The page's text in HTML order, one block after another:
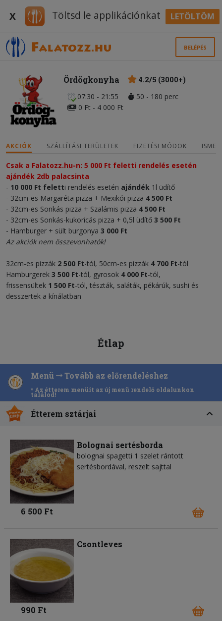
X Töltsd le applikációnkat LETÖLTÖM
BELÉPÉS
Ördögkonyha
4.2/5 (3000+)
07:30 - 21:55
50 - 180 perc
0 Ft - 4 000 Ft
AKCIÓK SZÁLLÍTÁSI TERÜLETEK FIZETÉSI MÓDOK
Csak a Falatozz.hu-n: 5 000 Ft feletti rendelés esetén
ajándék 2db palacsinta
- 10 000 Ft feletti rendelés esetén ajándék 1l üdítő
- 32cm-es Margaréta pizza + Mexikói pizza 4 500 Ft
- 32cm-es Sonkás pizza + Szalámis pizza 4 500 Ft
- 32cm-es Sonkás-kukoricás pizza + 0,5l üdítő 3 500 Ft
- Hamburger + sült burgonya 3 000 Ft
Az akciók nem összevonhatók!
32cm-es pizzák 2 500 Ft-tól, 50cm-es pizzák 4 700 Ft-tól
Hamburgerek 3 500 Ft-tól, gyrosok 4 000 Ft-tól,
frissensültek 1 500 Ft-tól, tészták, saláták, pékárúk, sushi és
desszertek a kínálatban
Étlap
Menü Tovább az előrendeléshez
* Az étterem menüit az új menü rendelő oldalunkon
találod!
Étterem sztárjai
Bolognai sertésborda
bolognai spagetti 1 szelet rántott
sertésbordával, reszelt sajttal
6 500 Ft
Csontleves
990 Ft